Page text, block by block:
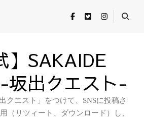
】SAKAIDE
坂出クエスト-
クエスト」をつけて、SNSに投稿さ
（リツィート、ダウンロード）し、